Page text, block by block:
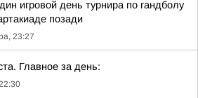
игровой день турнира по гандболу
позади
23:27
Главное за день: